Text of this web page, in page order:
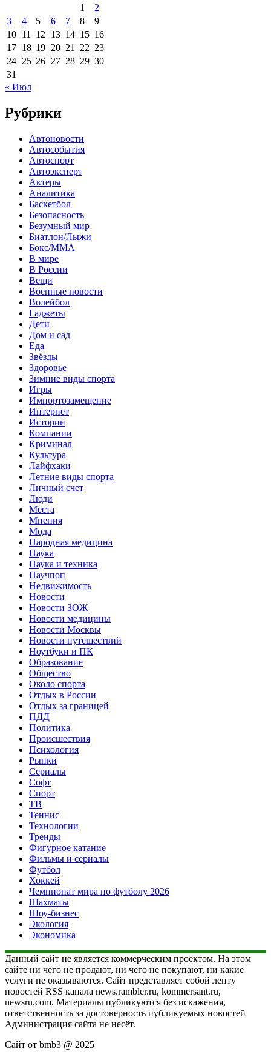
1
2
3
4 5 6 7 8
9
10 11 12 13 14 15 16
17 18 19 20 21 22 23
24 25 26 27 28 29 30
31
« Июл
Рубрики
Автоновости
Автособытия
Автоспорт
Автоэксперт
Актеры
Аналитика
Баскетбол
Безопасность
Безумный мир
Биатлон/Лыжи
Бокс/MMA
В мире
В России
Вещи
Военные новости
Волейбол
Гаджеты
Дети
Дом и сад
Еда
Звёзды
Здоровье
Зимние виды спорта
Игры
Импортозамещение
Интернет
Истории
Компании
Криминал
Культура
Лайфхаки
Летние виды спорта
Личный счет
Люди
Места
Мнения
Мода
Народная медицина
Наука
Наука и техника
Научпоп
Недвижимость
Новости
Новости ЗОЖ
Новости медицины
Новости Москвы
Новости путешествий
Ноутбуки и ПК
Образование
Общество
Около спорта
Отдых в России
Отдых за границей
ПДД
Политика
Происшествия
Психология
Рынки
Сериалы
Софт
Спорт
ТВ
Теннис
Технологии
Тренды
Фигурное катание
Фильмы и сериалы
Футбол
Хоккей
Чемпионат мира по футболу 2026
Шахматы
Шоу-бизнес
Экология
Экономика
Данный сайт не является коммерческим проектом. На этом
сайте ни чего не продают, ни чего не покупают, ни какие
услуги не оказываются. Сайт представляет собой ленту
новостей RSS канала news.rambler.ru, kommersant.ru,
newsru.com. Материалы публикуются без искажения,
ответственность за достоверность публикуемых новостей
Администрация сайта не несёт.
Сайт от bmb3 @ 2025